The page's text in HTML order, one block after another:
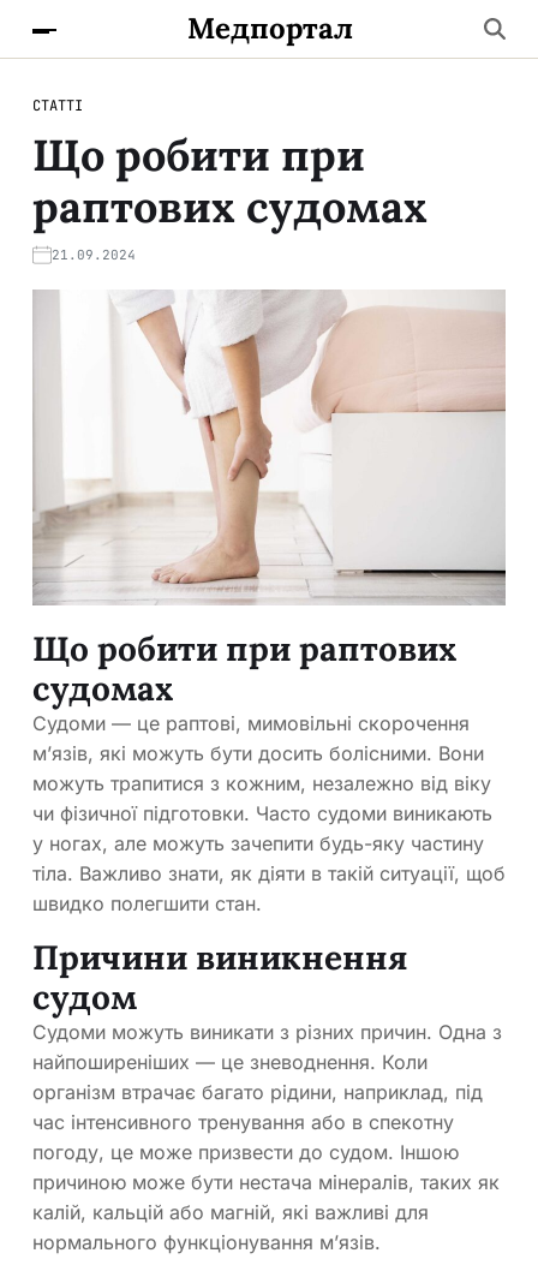
Медпортал
СТАТТІ
Що робити при
раптових судомах
21.09.2024
Що робити при раптових
судомах
Судоми — це раптові, мимовільні скорочення
м’язів, які можуть бути досить болісними. Вони
можуть трапитися з кожним, незалежно від віку
чи фізичної підготовки. Часто судоми виникають
у ногах, але можуть зачепити будь-яку частину
тіла. Важливо знати, як діяти в такій ситуації, щоб
швидко полегшити стан.
Причини виникнення
судом
Судоми можуть виникати з різних причин. Одна з
найпоширеніших — це зневоднення. Коли
організм втрачає багато рідини, наприклад, під
час інтенсивного тренування або в спекотну
погоду, це може призвести до судом. Іншою
причиною може бути нестача мінералів, таких як
калій, кальцій або магній, які важливі для
нормального функціонування м’язів.